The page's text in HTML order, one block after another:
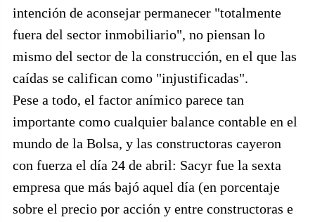
intención de aconsejar permanecer "totalmente
fuera del sector inmobiliario", no piensan lo
mismo del sector de la construcción, en el que las
caídas se califican como "injustificadas".
Pese a todo, el factor anímico parece tan
importante como cualquier balance contable en el
mundo de la Bolsa, y las constructoras cayeron
con fuerza el día 24 de abril: Sacyr fue la sexta
empresa que más bajó aquel día (en porcentaje
sobre el precio por acción y entre constructoras e